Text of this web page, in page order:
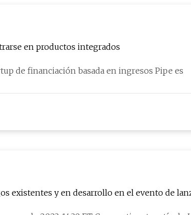
en productos integrados
de financiación basada en ingresos Pipe es
existentes y en desarrollo en el evento de